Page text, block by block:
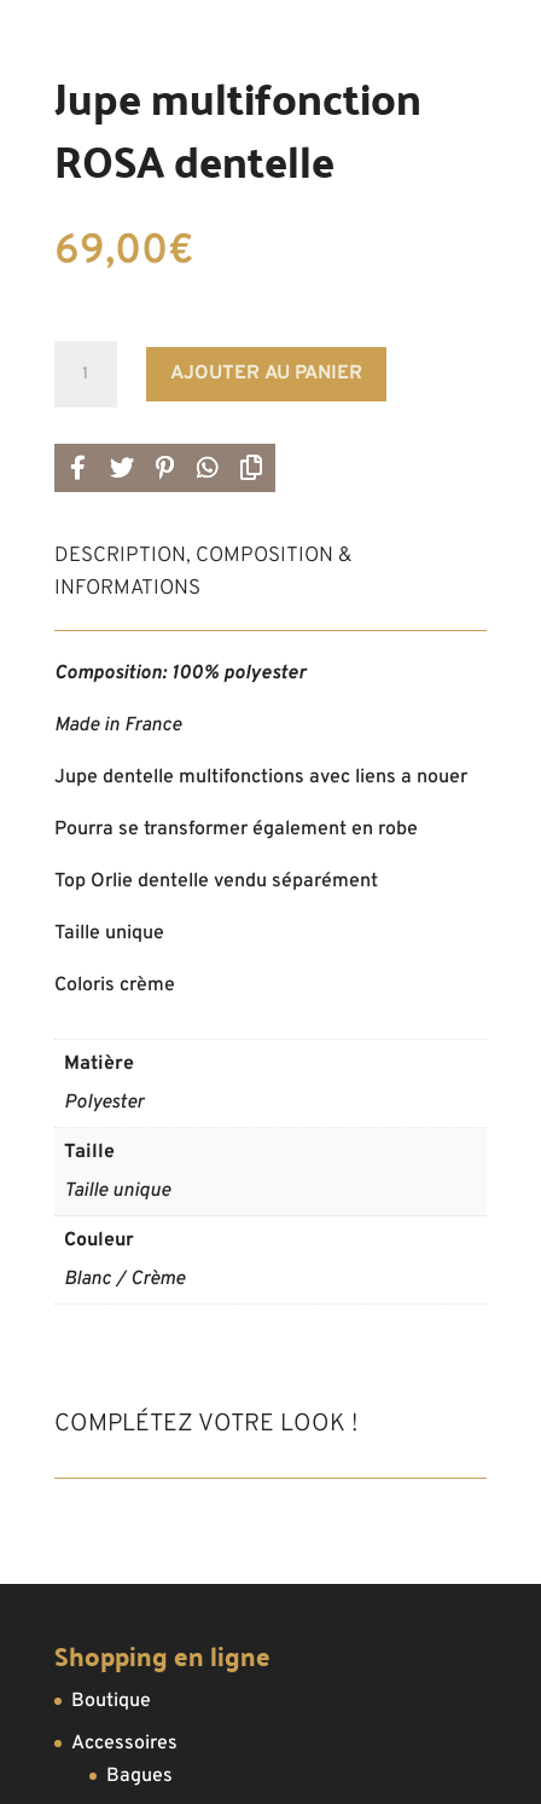
Jupe multifonction
ROSA dentelle
69,00€
multifonction
ROSA
AJOUTER AU PANIER
DESCRIPTION, COMPOSITION &
INFORMATIONS
Composition: 100% polyester
Made in France
Jupe dentelle multifonctions avec liens a nouer
Pourra se transformer également en robe
Top Orlie dentelle vendu séparément
Taille unique
Coloris crème
Matière
Polyester
Taille
Taille unique
Couleur
Blanc / Crème
COMPLÉTEZ VOTRE LOOK !
Shopping en ligne
Boutique
Accessoires
Bagues